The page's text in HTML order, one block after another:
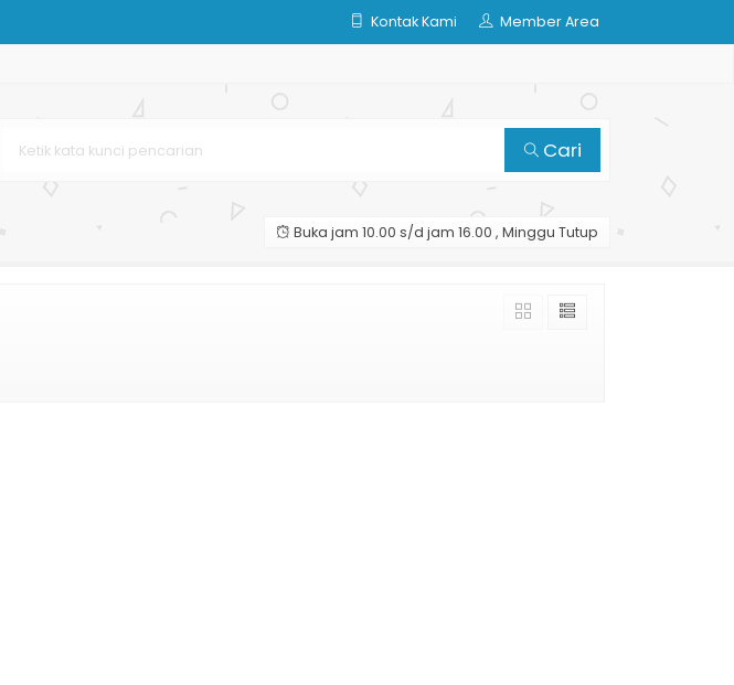
Kontak Kami Member Area
Cari
Buka jam 10.00 s/d jam 16.00 , Minggu Tutup